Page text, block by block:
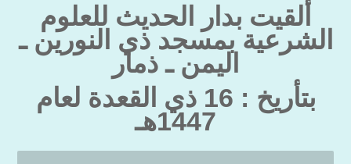
أُلقيت بدار الحديث للعلوم
الشرعية بمسجد ذي النورين ـ
اليمن ـ ذمار
بتأريخ : 16 ذي القعدة
لعام
1447هـ